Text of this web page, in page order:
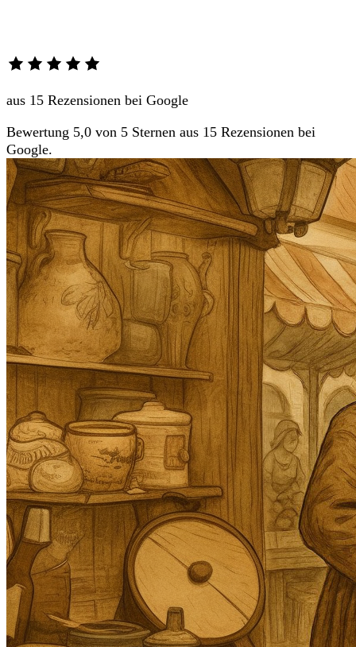
aus 15 Rezensionen bei Google
Bewertung 5,0 von 5 Sternen aus 15 Rezensionen bei
Google.